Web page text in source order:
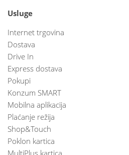
Usluge
Internet trgovina
Dostava
Drive In
Express dostava
Pokupi
Konzum SMART
Mobilna aplikacija
Plaćanje režija
Shop&Touch
Poklon kartica
MultiPlus kartica